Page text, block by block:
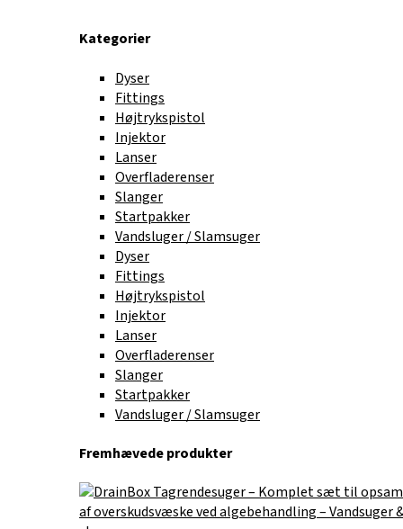
Kategorier
Dyser
Fittings
Højtrykspistol
Injektor
Lanser
Overfladerenser
Slanger
Startpakker
Vandsluger / Slamsuger
Dyser
Fittings
Højtrykspistol
Injektor
Lanser
Overfladerenser
Slanger
Startpakker
Vandsluger / Slamsuger
Fremhævede produkter